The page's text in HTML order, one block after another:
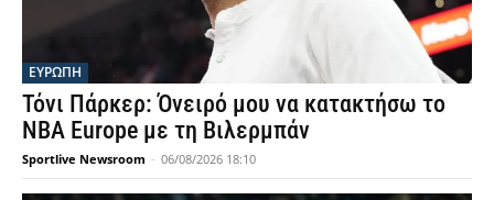
ΕΥΡΩΠΗ
Τόνι Πάρκερ: Όνειρό μου να κατακτήσω το
NBA Europe με τη Βιλερμπάν
Sportlive Newsroom - 06/08/2026 18:10